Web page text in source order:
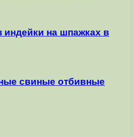
на шпажках в
свиные отбивные